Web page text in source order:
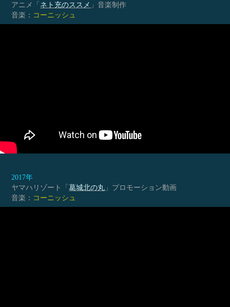
アニメ「 ネト充のススメ 」音楽制作
音楽： コーニッシュ
2017年
ヤマハリゾート「葛城北の丸 」プロモーション動画
音楽： コーニッシュ